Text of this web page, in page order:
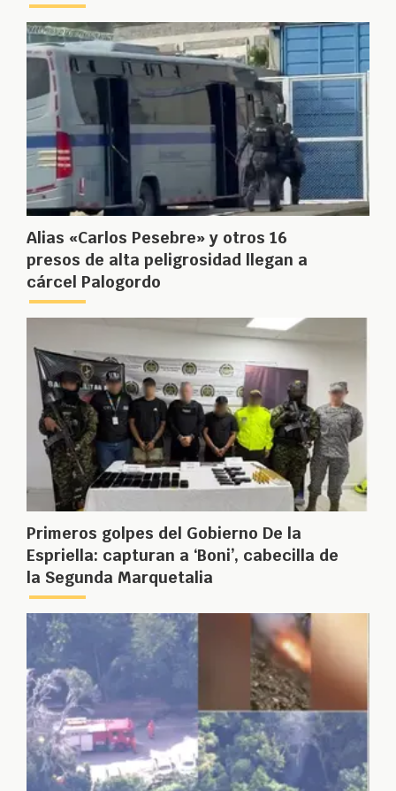
Alias «Carlos Pesebre» y otros 16
presos de alta peligrosidad llegan a
cárcel Palogordo
Primeros golpes del Gobierno De la
Espriella: capturan a ‘Boni’, cabecilla de
la Segunda Marquetalia